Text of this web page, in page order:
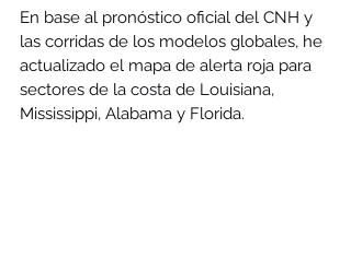
En base al pronóstico oficial del CNH y
las corridas de los modelos globales, he
actualizado el mapa de alerta roja para
sectores de la costa de Louisiana,
Mississippi, Alabama y Florida.